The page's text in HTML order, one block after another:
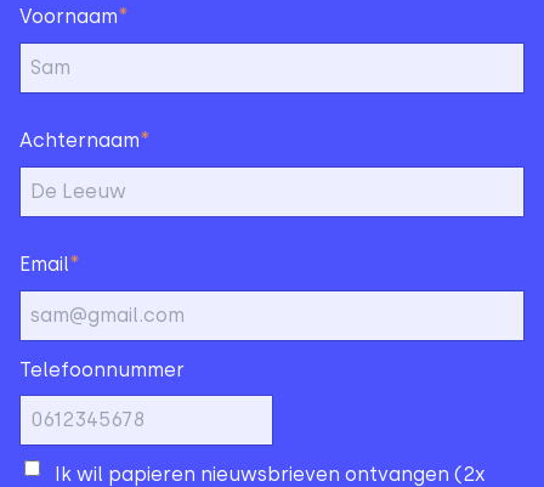
Voornaam*
Achternaam*
Email*
Telefoonnummer
Ik wil papieren nieuwsbrieven ontvangen (2x